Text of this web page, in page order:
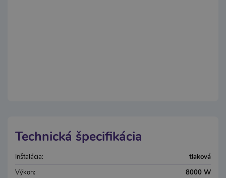
Technická špecifikácia
Inštalácia:
tlaková
Výkon:
8000 W